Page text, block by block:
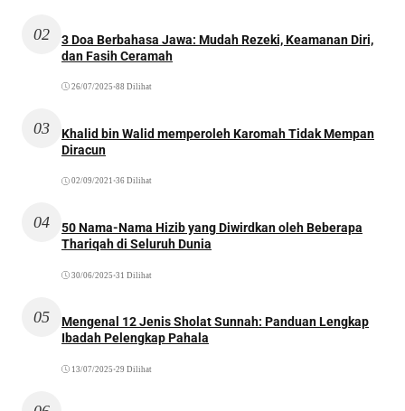
02
3 Doa Berbahasa Jawa: Mudah Rezeki, Keamanan Diri,
dan Fasih Ceramah
26/07/2025 •88 Dilihat
03
Khalid bin Walid memperoleh Karomah Tidak Mempan
Diracun
02/09/2021 •36 Dilihat
04
50 Nama-Nama Hizib yang Diwirdkan oleh Beberapa
Thariqah di Seluruh Dunia
30/06/2025 •31 Dilihat
05
Mengenal 12 Jenis Sholat Sunnah: Panduan Lengkap
Ibadah Pelengkap Pahala
13/07/2025 •29 Dilihat